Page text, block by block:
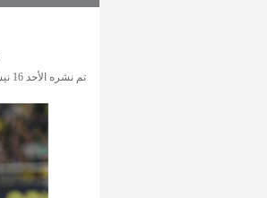
تم نشره الأحد 16 نيسان / أبريل 2023 12:37 صباحاً